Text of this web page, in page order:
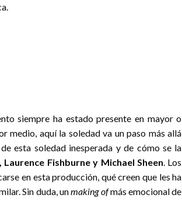
siempre ha estado presente en mayor o
medio, aquí la soledad va un paso más allá
esta soledad inesperada y de cómo se la
Fishburne y Michael Sheen. Los
en esta producción, qué creen que les ha
Sin duda, unmaking ofmás emocional de